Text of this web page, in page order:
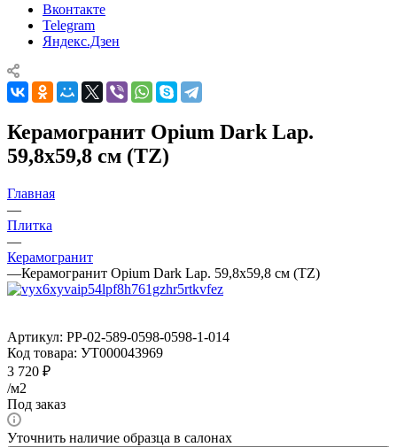
Вконтакте
Telegram
Яндекс.Дзен
Керамогранит Opium Dark Lap.
59,8x59,8 см (TZ)
Главная
—
Плитка
—
Керамогранит
—Керамогранит Opium Dark Lap. 59,8x59,8 см (TZ)
Артикул: PP-02-589-0598-0598-1-014
Код товара: УТ000043969
3 720 ₽
/м2
Под заказ
Уточнить наличие образца в салонах